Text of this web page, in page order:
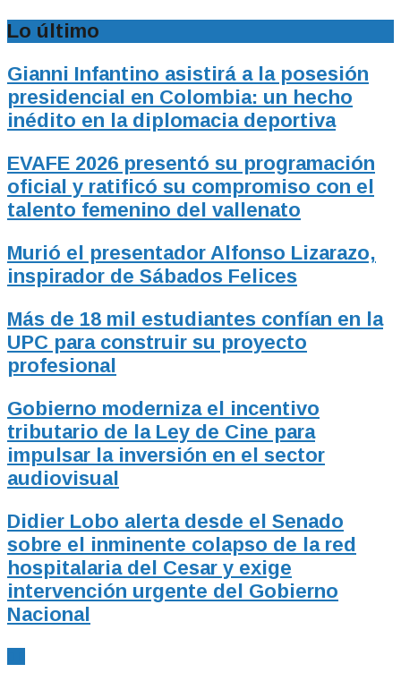
Lo último
Gianni Infantino asistirá a la posesión
presidencial en Colombia: un hecho
inédito en la diplomacia deportiva
EVAFE 2026 presentó su programación
oficial y ratificó su compromiso con el
talento femenino del vallenato
Murió el presentador Alfonso Lizarazo,
inspirador de Sábados Felices
Más de 18 mil estudiantes confían en la
UPC para construir su proyecto
profesional
Gobierno moderniza el incentivo
tributario de la Ley de Cine para
impulsar la inversión en el sector
audiovisual
Didier Lobo alerta desde el Senado
sobre el inminente colapso de la red
hospitalaria del Cesar y exige
intervención urgente del Gobierno
Nacional